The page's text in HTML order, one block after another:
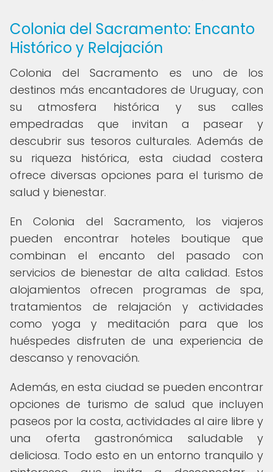
Colonia del Sacramento: Encanto
Histórico y Relajación
Colonia del Sacramento es uno de los
destinos más encantadores de Uruguay, con
su atmosfera histórica y sus calles
empedradas que invitan a pasear y
descubrir sus tesoros culturales. Además de
su riqueza histórica, esta ciudad costera
ofrece diversas opciones para el turismo de
salud y bienestar.
En Colonia del Sacramento, los viajeros
pueden encontrar hoteles boutique que
combinan el encanto del pasado con
servicios de bienestar de alta calidad. Estos
alojamientos ofrecen programas de spa,
tratamientos de relajación y actividades
como yoga y meditación para que los
huéspedes disfruten de una experiencia de
descanso y renovación.
Además, en esta ciudad se pueden encontrar
opciones de turismo de salud que incluyen
paseos por la costa, actividades al aire libre y
una oferta gastronómica saludable y
deliciosa. Todo esto en un entorno tranquilo y